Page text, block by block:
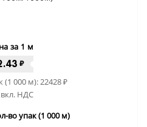
за 1 м
₽
(1 000 м):22428₽
вкл. НДС
во упак (1 000 м)